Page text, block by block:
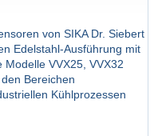
von SIKA Dr. Siebert
Edelstahl-Ausführung mit
VVX25, VVX32
Bereichen
Kühlprozessen